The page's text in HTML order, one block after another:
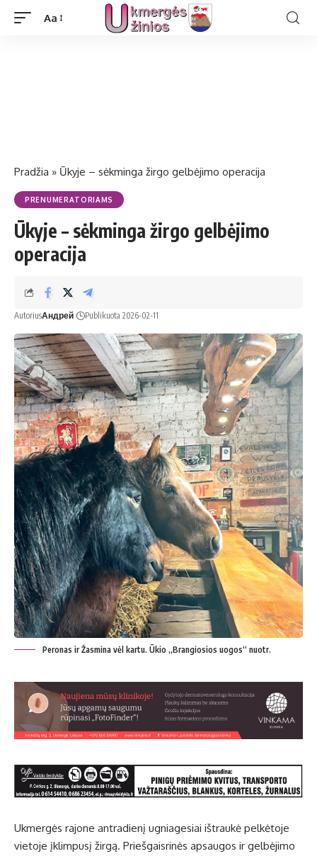
Aa
Pradžia » Ūkyje – sėkminga žirgo gelbėjimo operacija
PRENUMERATORIAMS
Ūkyje – sėkminga žirgo gelbėjimo
operacija
AutoriusАндрей Publikuota 2026-02-11
Peronas ir Žasmina vėl kartu. Ūkio „Brangiosios uogos“ nuotr.
Ukmergės rajone antradienį ugniagesiai ištraukė pelkėtoje
vietoje įklimpusį žirgą. Priešgaisrinės apsaugos ir gelbėjimo